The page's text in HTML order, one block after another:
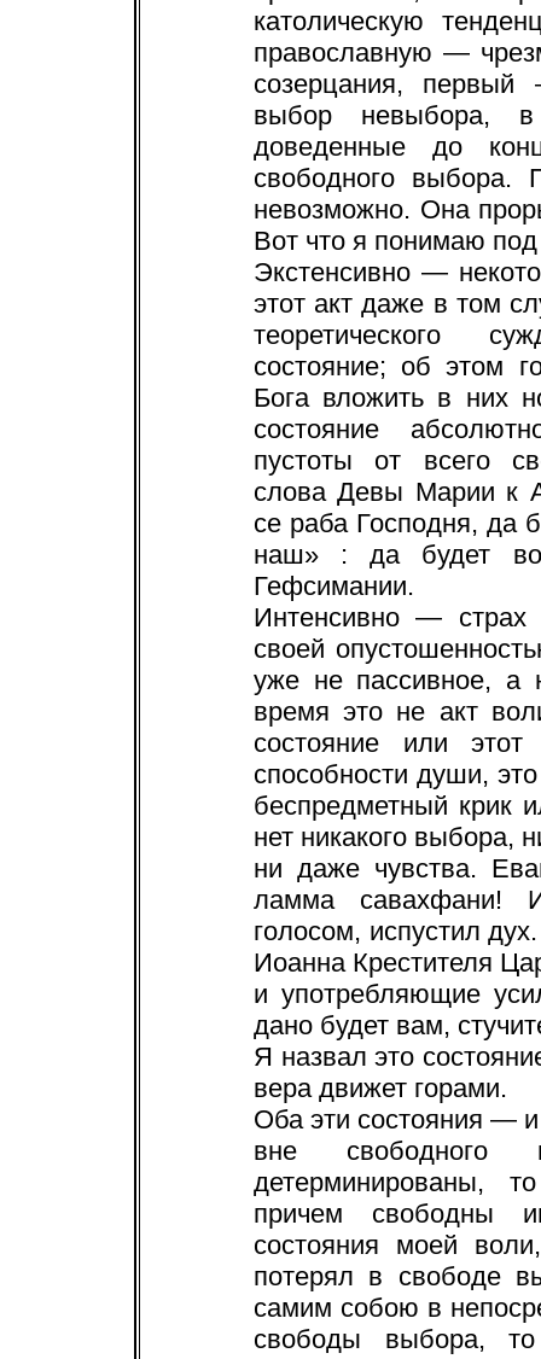
католическую
православную —
созерцания,
выбор невыбора, в
доведенные до
свободного выбора.
невозможно. Она
Вот что я понимаю
Экстенсивно —
этот акт даже в том
теоретического
состояние; об этом
Бога вложить в них
состояние
пустоты от всего
слова Девы Марии к
се раба Господня, да
наш» : да будет
Гефсимании.
Интенсивно — страх
своей
уже не пассивное, а
время это не акт
состояние или
способности души,
беспредметный крик
нет никакого выбора,
ни даже чувства.
ламма
голосом, испустил
Иоанна Крестителя
и употребляющие
дано будет вам,
Я назвал это
вера движет горами.
Оба эти состояния —
вне
детерминированы,
причем свободны
состояния моей
потерял в свободе
самим собою в
свободы выбора,